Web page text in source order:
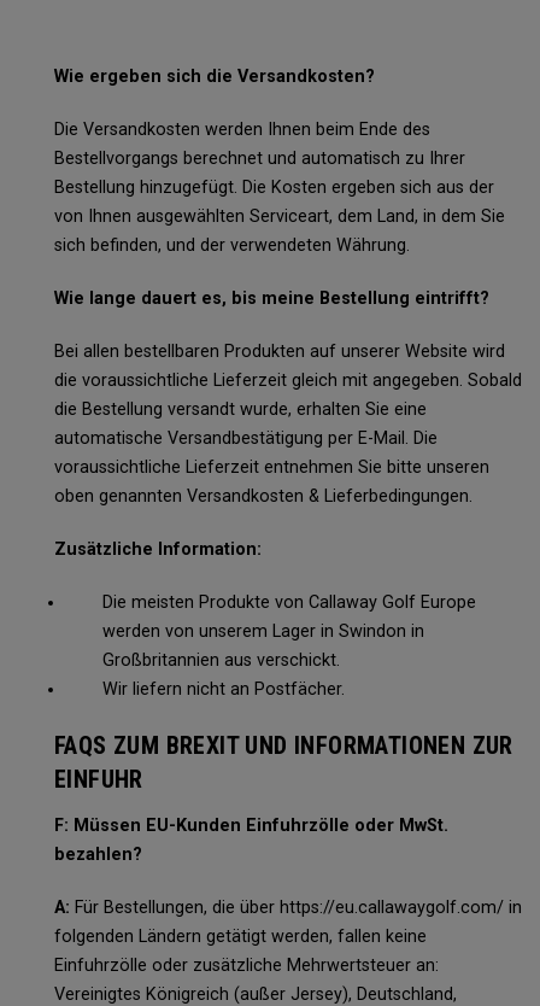
Wie ergeben sich die Versandkosten?
Die Versandkosten werden Ihnen beim Ende des
Bestellvorgangs berechnet und automatisch zu Ihrer
Bestellung hinzugefügt. Die Kosten ergeben sich aus der
von Ihnen ausgewählten Serviceart, dem Land, in dem Sie
sich befinden, und der verwendeten Währung.
Wie lange dauert es, bis meine Bestellung eintrifft?
Bei allen bestellbaren Produkten auf unserer Website wird
die voraussichtliche Lieferzeit gleich mit angegeben. Sobald
die Bestellung versandt wurde, erhalten Sie eine
automatische Versandbestätigung per E-Mail. Die
voraussichtliche Lieferzeit entnehmen Sie bitte unseren
oben genannten Versandkosten & Lieferbedingungen.
Zusätzliche Information:
Die meisten Produkte von Callaway Golf Europe
werden von unserem Lager in Swindon in
Großbritannien aus verschickt.
Wir liefern nicht an Postfächer.
FAQS ZUM BREXIT UND INFORMATIONEN ZUR
EINFUHR
F: Müssen EU-Kunden Einfuhrzölle oder MwSt.
bezahlen?
A: Für Bestellungen, die über https://eu.callawaygolf.com/ in
folgenden Ländern getätigt werden, fallen keine
Einfuhrzölle oder zusätzliche Mehrwertsteuer an:
Vereinigtes Königreich (außer Jersey), Deutschland,